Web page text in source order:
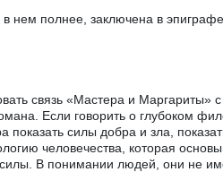
нем полнее, заключена в
связь «Мастера и Маргариты»
Если говорить о глубоком
показать силы добра и зла,
человечества, которая
В понимании людей, они не